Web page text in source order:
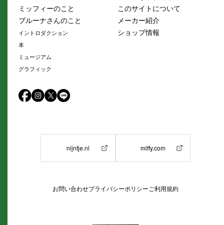
ミッフィーのこと
ブルーナさんのこと
イントロダクション
本
ミュージアム
グラフィック
このサイトについて
メーカー紹介
ショップ情報
nijntje.nl miffy.com
お問い合わせプライバシーポリシーご利用規約